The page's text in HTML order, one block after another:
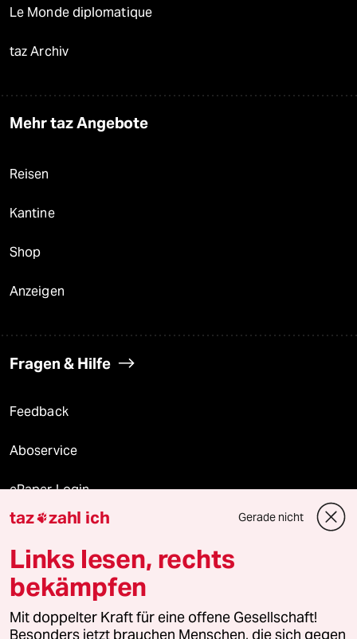
Le Monde diplomatique
taz Archiv
Mehr taz Angebote
Reisen
Kantine
Shop
Anzeigen
Fragen & Hilfe
Feedback
Aboservice
ePaper Login
Downloads für Abonnierende
© 2026 taz Verlags und Vertriebs GmbH
Alle Rechte vorbehalten. Bei rechtlichen Fragen oder für Genehmigungen
wenden Sie sich bitte an
lizenzen@taz.de
taz zahl ich Gerade nicht
Links lesen, rechts
bekämpfen
Mit doppelter Kraft für eine offene Gesellschaft!
Besonders jetzt brauchen Menschen, die sich gegen